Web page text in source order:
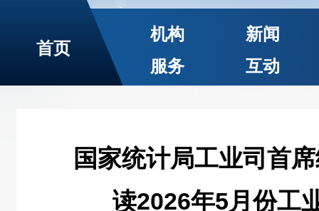
首页
机构
新闻
服务
互动
国家统计局工业司首
读2026年5月份工